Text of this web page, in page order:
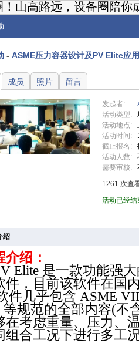
山高路远，设备圈陪你
- ASME压力容器设计及PV Elite应
成员 照片 留言
发起者:
活动类型:
活动地点:
活动时间:
截止报名:
活动人数:
需要审核:
1261 次查
活动已经结
绍
介绍：
Elite 是一款功能强
件，目前该软件在国
件几乎包含 ASME
等规范的全部内容(不
在考虑重量、压力、
组合工况下进行多工